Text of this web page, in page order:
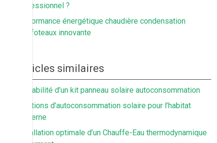
professionnel ?
Performance énergétique chaudière condensation
chaffoteaux innovante
Articles similaires
Rentabilité d’un kit panneau solaire autoconsommation
Solutions d’autoconsommation solaire pour l’habitat
moderne
Installation optimale d’un Chauffe-Eau thermodynamique